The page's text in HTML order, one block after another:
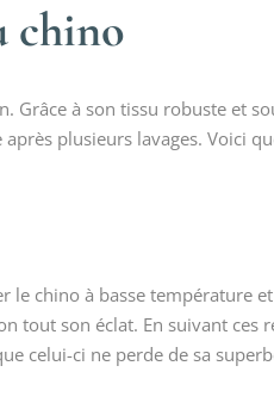
chino
Grâce à son tissu robuste et
plusieurs lavages. Voici
chino à basse température
tout son éclat. En suivant ces
celui-ci ne perde de sa